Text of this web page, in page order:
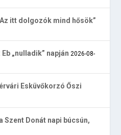
itt dolgozók mind hősök”
„nulladik” napján 2026-08-
Esküvőkorzó Őszi
Szent Donát napi búcsún,